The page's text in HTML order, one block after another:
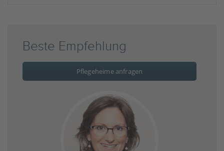
Beste Empfehlung
Pflegeheime anfragen